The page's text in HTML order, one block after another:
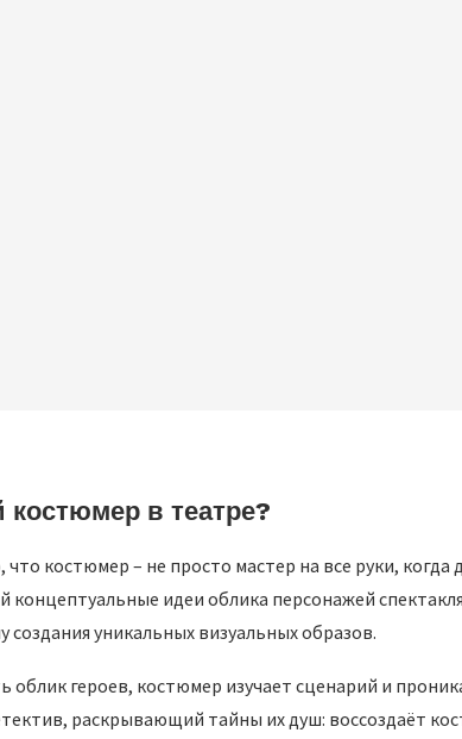
костюмер в театре?
что костюмер – не просто мастер на все руки, когда
идеи облика персонажей
создания уникальных визуальных образов.
облик героев, костюмер изучает сценарий и
раскрывающий тайны их душ: воссоздаёт